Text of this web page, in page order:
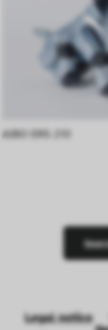
AIBO ERS 210
Legal notice